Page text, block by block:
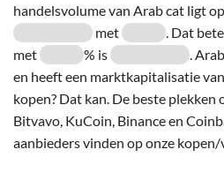
handelsvolume van Arab cat ligt op
met
. Dat
met
% is
.
en heeft een marktkapitalisatie van
kopen? Dat kan. De beste plekken
Bitvavo, KuCoin, Binance en
aanbieders vinden op onze